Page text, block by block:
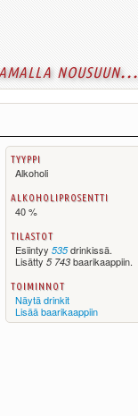
nousuun...
tyyppi
Alkoholi
alkoholiprosentti
40 %
tilastot
Esiintyy 535 drinkissä.
Lisätty 5 743 baarikaappiin.
toiminnot
Näytä drinkit
Lisää baarikaappiin